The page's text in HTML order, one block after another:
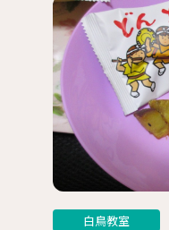
白鳥教室